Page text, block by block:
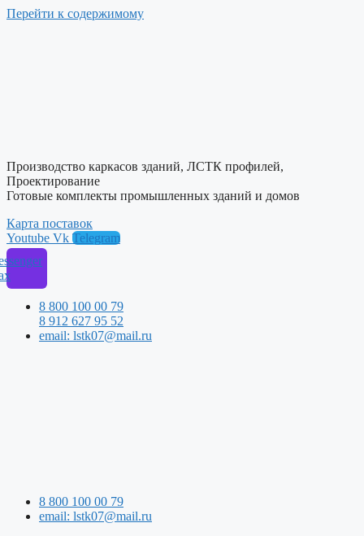
Перейти к содержимому
Производство каркасов зданий, ЛСТК профилей,
Проектирование
Готовые комплекты промышленных зданий и домов
Карта поставок
Youtube Vk Telegram
8 800 100 00 79
8 912 627 95 52
email: lstk07@mail.ru
8 800 100 00 79
email: lstk07@mail.ru